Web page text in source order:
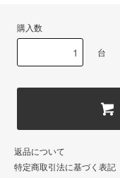
購入数
台
返品について
特定商取引法に基づく表記